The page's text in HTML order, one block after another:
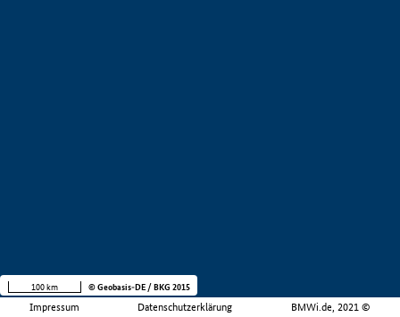
Impressum Datenschutzerklärung BMWi.de, 2021 ©
100 km © Geobasis-DE / BKG 2015